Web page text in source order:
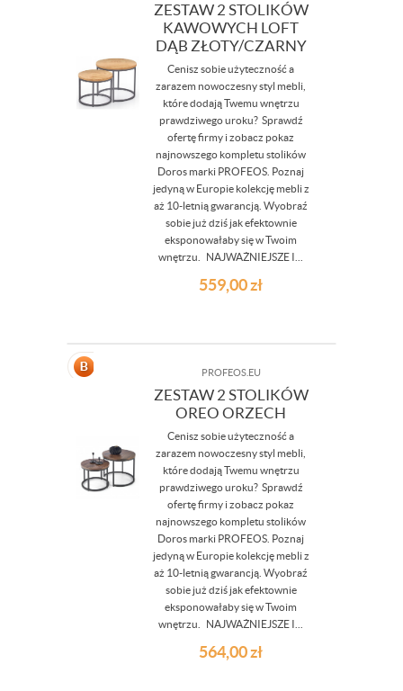
ZESTAW 2 STOLIKÓW
KAWOWYCH LOFT
DĄB ZŁOTY/CZARNY
Cenisz sobie użyteczność a
zarazem nowoczesny styl mebli,
które dodają Twemu wnętrzu
prawdziwego uroku? Sprawdź
ofertę firmy i zobacz pokaz
najnowszego kompletu stolików
Doros marki PROFEOS. Poznaj
jedyną w Europie kolekcję mebli z
aż 10-letnią gwarancją. Wyobraź
sobie już dziś jak efektownie
eksponowałaby się w Twoim
wnętrzu. NAJWAŻNIEJSZE I...
559,00zł
PROFEOS.EU
ZESTAW 2 STOLIKÓW
OREO ORZECH
Cenisz sobie użyteczność a
zarazem nowoczesny styl mebli,
które dodają Twemu wnętrzu
prawdziwego uroku? Sprawdź
ofertę firmy i zobacz pokaz
najnowszego kompletu stolików
Doros marki PROFEOS. Poznaj
jedyną w Europie kolekcję mebli z
aż 10-letnią gwarancją. Wyobraź
sobie już dziś jak efektownie
eksponowałaby się w Twoim
wnętrzu. NAJWAŻNIEJSZE I...
564,00zł